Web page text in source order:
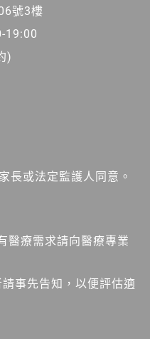
號3樓
19:00
)
長或法定監護人同意。
醫療需求請向醫療專業
事先告知，以便評估適